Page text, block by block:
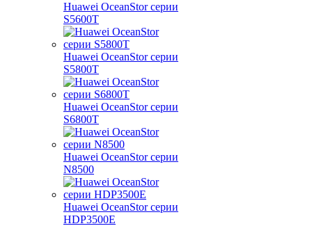
Huawei OceanStor серии
S5600T
Huawei OceanStor серии
S5800T
Huawei OceanStor серии
S6800T
Huawei OceanStor серии
N8500
Huawei OceanStor серии
HDP3500E